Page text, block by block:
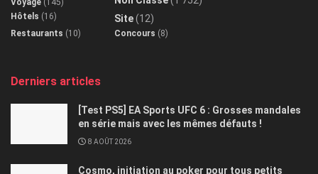
Hôtels (16)
Restaurants (10)
Site(12)
Concours (8)
Derniers articles
[Test PS5] EA Sports UFC 6 : Grosses mandales
en série mais avec les mêmes défauts !
8 AOÛT 2026
Cosmo, initiation au poker pour tous petits